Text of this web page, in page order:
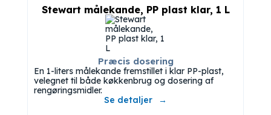
Præcis dosering
Stewart målekande, PP plast klar, 1 L
En 1-liters målekande fremstillet i klar PP-plast,
velegnet til både køkkenbrug og dosering af
rengøringsmidler.
Se detaljer